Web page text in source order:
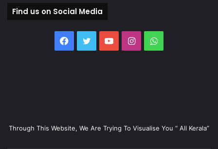
Find us on Social Media
Facebook
TwitterYouTubeInstagramWhatsApp
Through This Website, We Are Trying To Visualise You “ All Kerala”